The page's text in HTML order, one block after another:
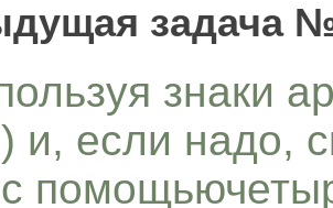
задача
знаки
и, если надо,